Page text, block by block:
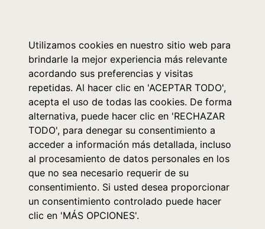
Utilizamos cookies en nuestro sitio web para
brindarle la mejor experiencia más relevante
acordando sus preferencias y visitas
repetidas. Al hacer clic en 'ACEPTAR TODO',
acepta el uso de todas las cookies. De forma
alternativa, puede hacer clic en 'RECHAZAR
TODO', para denegar su consentimiento a
acceder a información más detallada, incluso
al procesamiento de datos personales en los
que no sea necesario requerir de su
consentimiento. Si usted desea proporcionar
un consentimiento controlado puede hacer
clic en 'MÁS OPCIONES'.